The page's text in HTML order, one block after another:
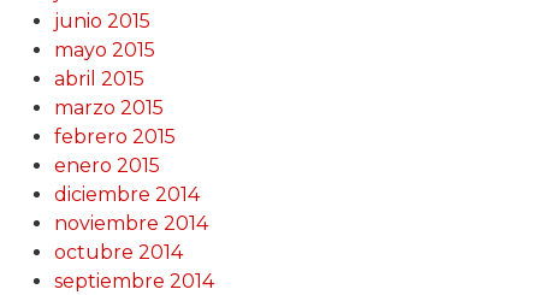
junio 2015
mayo 2015
abril 2015
marzo 2015
febrero 2015
enero 2015
diciembre 2014
noviembre 2014
octubre 2014
septiembre 2014